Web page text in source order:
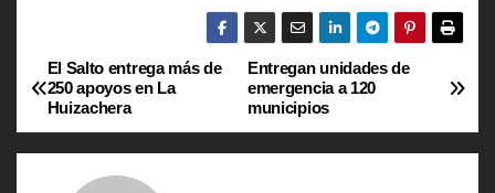
N
a
Entregan unidades de
emergencia a 120
municipios
El Salto entrega más de
250 apoyos en La
Huizachera